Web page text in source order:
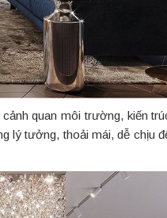
quan môi trường, kiến
lý tưởng, thoải mái, dễ chịu